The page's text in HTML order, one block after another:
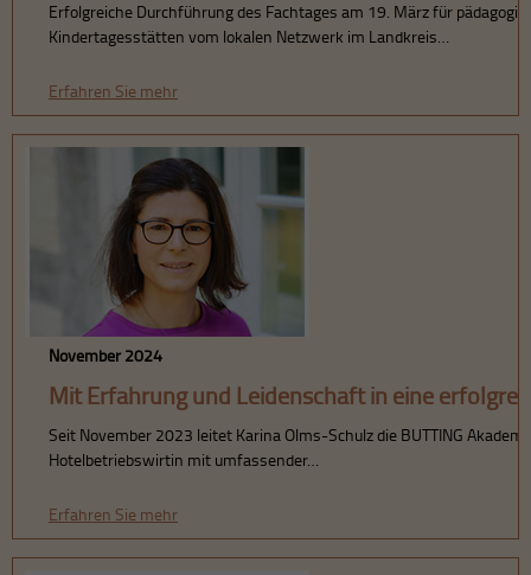
Erfolgreiche Durchführung des Fachtages am 19. März für
Kindertagesstätten vom lokalen Netzwerk im Landkreis…
Erfahren Sie mehr
November 2024
Mit Erfahrung und Leidenschaft in eine
Seit November 2023 leitet Karina Olms-Schulz die BUTTING
Hotelbetriebswirtin mit umfassender…
Erfahren Sie mehr